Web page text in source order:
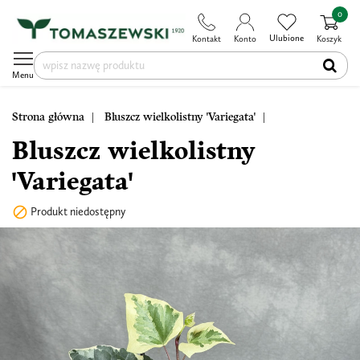
Kontakt Konto Ulubione Koszyk
0
Menu
Strona główna Bluszcz wielkolistny 'Variegata'
Bluszcz wielkolistny
'Variegata'
 Produkt niedostępny